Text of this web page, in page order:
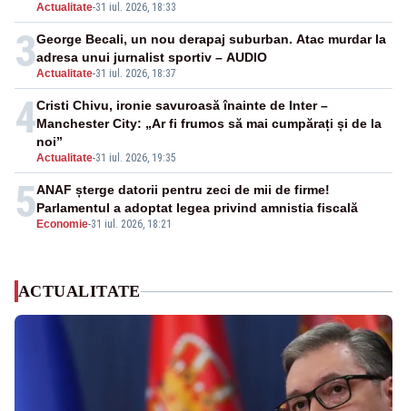
Actualitate-31 iul. 2026, 18:33
3Actualitate-31 iul. 2026, 18:37
George Becali, un nou derapaj suburban. Atac murdar la
adresa unui jurnalist sportiv – AUDIO
4
Actualitate-31 iul. 2026, 19:35
Cristi Chivu, ironie savuroasă înainte de Inter –
Manchester City: „Ar fi frumos să mai cumpărați și de la
noi”
5 Economie-31 iul. 2026, 18:21
ANAF șterge datorii pentru zeci de mii de firme!
Parlamentul a adoptat legea privind amnistia fiscală
ACTUALITATE